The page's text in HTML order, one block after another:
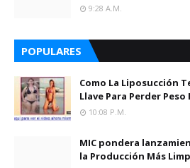
9:28 A.m.
POPULARES
Como La Liposucción
Llave Para Perder
10:08 P.m.
MIC pondera
la Producción Más